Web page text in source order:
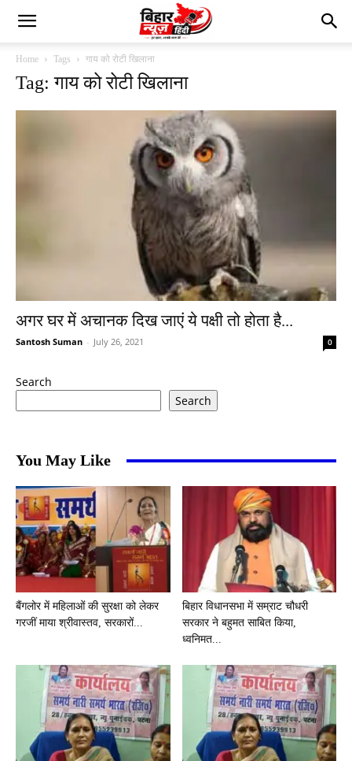
Home Tags गाय को रोटी खिलाना
Tag: गाय को रोटी खिलाना
अगर घर में अचानक दिख जाएं ये पक्षी तो होता है...
Santosh Suman - July 26, 2021 0
Search
Search
You May Like
बैंगलोर में महिलाओं की सुरक्षा को लेकर
गरजीं माया श्रीवास्तव, सरकारों...
बिहार विधानसभा में सम्राट चौधरी
सरकार ने बहुमत साबित किया,
ध्वनिमत...